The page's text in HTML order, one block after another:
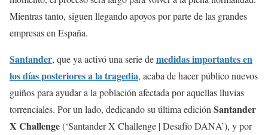
Mientras tanto, siguen llegando apoyos por parte de las grandes
empresas en España.
Santander, que ya activó una serie demedidas importantes en
los días posteriores a la tragedia, acaba de hacer público nuevos
guiños para ayudar a la población afectada por aquellas lluvias
torrenciales. Por un lado, dedicando su última edición Santander
X Challenge(‘Santander X Challenge | Desafío DANA’), y por